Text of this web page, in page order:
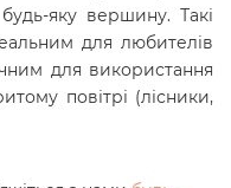
яку вершину. Такі
для любителів
для використання
повітрі (лісники,